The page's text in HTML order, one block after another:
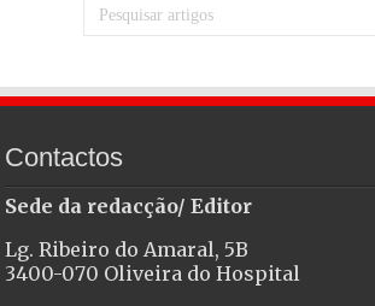
Contactos
Sede da redacção/ Editor
Lg. Ribeiro do Amaral, 5B
3400-070 Oliveira do Hospital